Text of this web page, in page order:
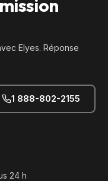
Elyes. Réponse
1 888-802-2155
24 h